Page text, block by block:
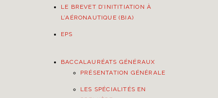
LE BREVET D’INITITIATION À
L’AÉRONAUTIQUE (BIA)
EPS
BACCALAURÉATS GÉNÉRAUX
PRÉSENTATION GÉNÉRALE
LES SPÉCIALITÉS EN